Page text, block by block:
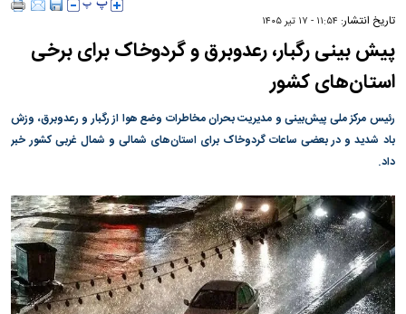
تاریخ انتشار: ۱۱:۵۴ - ۱۷ تير ۱۴۰۵
پیش بینی رگبار، رعدوبرق و گردوخاک برای برخی
استان‌های کشور
رئیس مرکز ملی پیش‌بینی و مدیریت بحران مخاطرات وضع هوا از رگبار و رعدوبرق، وزش
باد شدید و در بعضی ساعات گردوخاک برای استان‌های شمالی و شمال غربی کشور خبر
داد.